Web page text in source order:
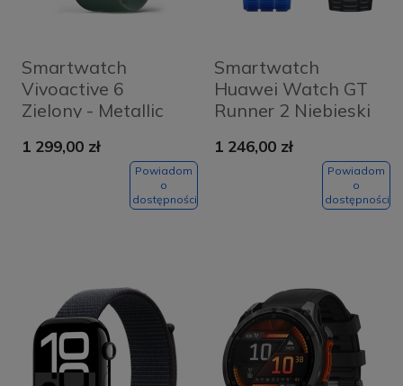
Smartwatch
Vivoactive 6
Zielony - Metallic
1 299,00 zł
Powiadom
o
dostępności
Smartwatch
Huawei Watch GT
Runner 2 Niebieski
1 246,00 zł
Powiadom
o
dostępności